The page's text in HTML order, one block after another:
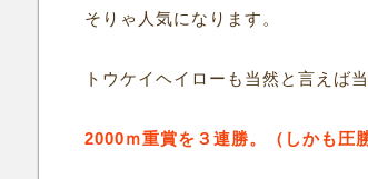
そりゃ人気になります。
トウケイヘイローも当然と言えば
2000ｍ重賞を３連勝。（しかも圧勝